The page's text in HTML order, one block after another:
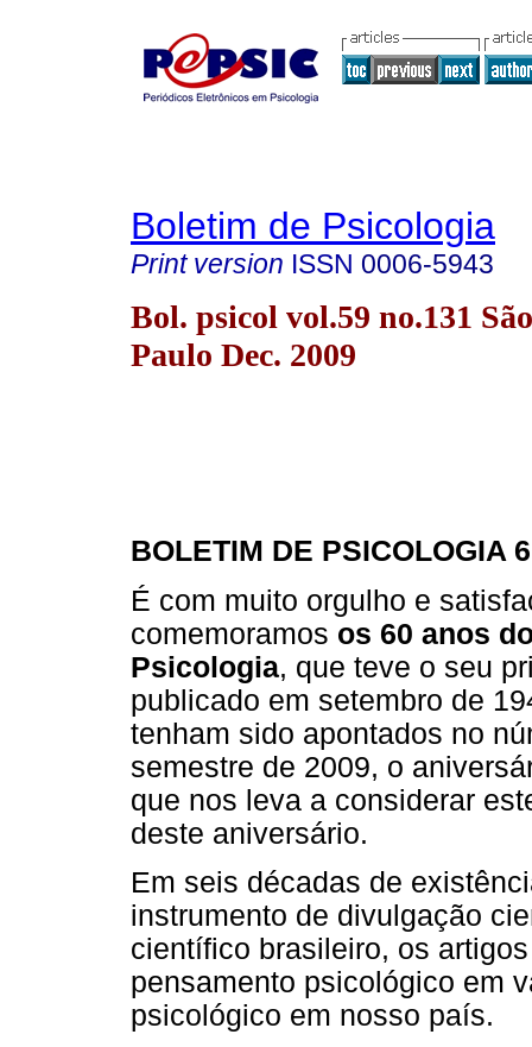
Boletim de Psicologia
Print version ISSN 0006-5943
Bol. psicol vol.59 no.131 São
Paulo Dec. 2009
BOLETIM DE PSICOLOGIA
É com muito orgulho e
comemoramos os 60 anos
Psicologia, que teve o seu
publicado em setembro de
tenham sido apontados no
semestre de 2009, o
que nos leva a considerar
deste aniversário.
Em seis décadas de
instrumento de divulgação
científico brasileiro, os
pensamento psicológico em
psicológico em nosso país.